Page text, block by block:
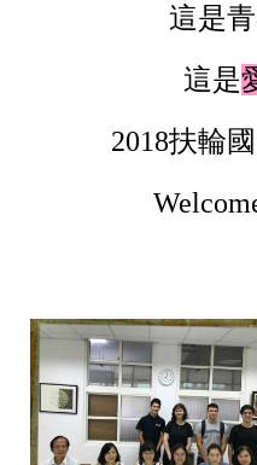
這是
這是
2018扶輪